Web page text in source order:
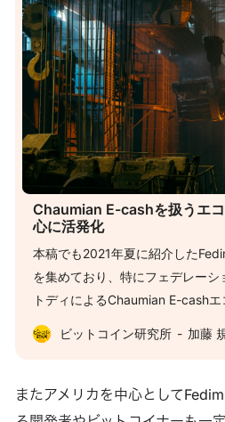
Chaumian E-cashを扱うエ
心に活発化
本稿でも2021年夏に紹介した
を集めており、特にフェデレーシ
トディによるChaumian E-cash
います。カストディと引き換えに
リティを実現するFedimint及び
分散カストディアル・ライトニン
のレイヤー２はライトニングネッ
ビットコイン研究所 加藤
またアメリカを中心として